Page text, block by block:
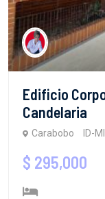
Edificio
Candelaria
Carabobo ID-
$ 295,000